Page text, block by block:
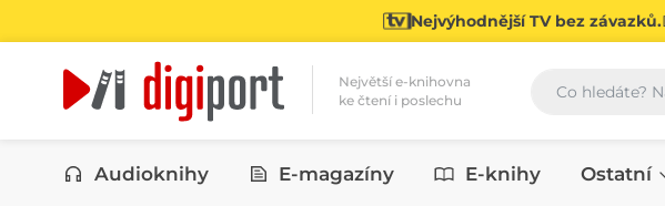
Nejvýhodnější TV bez závazků.
Největší e-knihovna
ke čtení i poslechu
Kategorie
Audioknihy E-magazíny E-knihy Ostatní